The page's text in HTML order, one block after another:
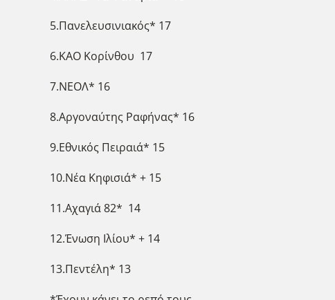
5.Πανελευσινιακός* 17
6.ΚΑΟ Κορίνθου 17
7.ΝΕΟΛ* 16
8.Αργοναύτης Ραφήνας* 16
9.Εθνικός Πειραιά* 15
10.Νέα Κηφισιά* + 15
11.Αχαγιά 82* 14
12.Ένωση Ιλίου* + 14
13.Πεντέλη* 13